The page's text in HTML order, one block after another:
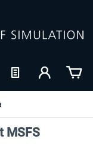
MSFS